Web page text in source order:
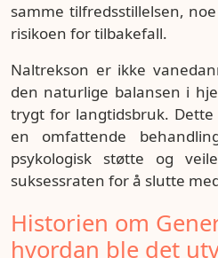
samme tilfredsstillelsen,
risikoen for tilbakefall.
Naltrekson er ikke
den naturlige balansen i
trygt for langtidsbruk.
en omfattende
psykologisk støtte og
suksessraten for å slutte
Historien om
hvordan ble det